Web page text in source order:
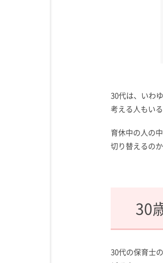
30代は、いわ
考える人もいる
育休中の人の
切り替えるの
30
30代の保育士